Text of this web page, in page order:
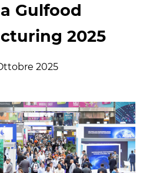
Gulfood
2025
2025